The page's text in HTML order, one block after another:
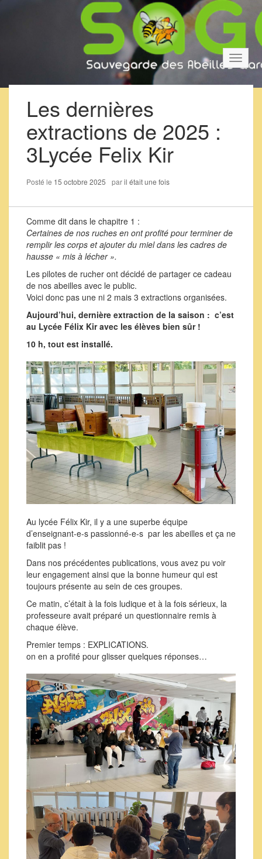
la
Les dernières
extractions de 2025 :
3Lycée Felix Kir
Posté le 15 octobre 2025 paril était une fois
Comme dit dans le chapitre 1 :
Certaines de nos ruches en ont profité pour terminer de
remplir les corps et ajouter du miel dans les cadres de
hausse « mis à lécher ».
Les pilotes de rucher ont décidé de partager ce cadeau
de nos abeilles avec le public.
Voici donc pas une ni 2 mais 3 extractions organisées.
Aujourd’hui, dernière extraction de la saison : c’est
au Lycée Félix Kir avec les élèves bien sûr !
10 h, tout est installé.
Au lycée Félix Kir, il y a une superbe équipe
d’enseignant-e-s passionné-e-s par les abeilles et ça ne
faiblit pas !
Dans nos précédentes publications, vous avez pu voir
leur engagement ainsi que la bonne humeur qui est
toujours présente au sein de ces groupes.
Ce matin, c’était à la fois ludique et à la fois sérieux, la
professeure avait préparé un questionnaire remis à
chaque élève.
Premier temps : EXPLICATIONS.
on en a profité pour glisser quelques réponses…